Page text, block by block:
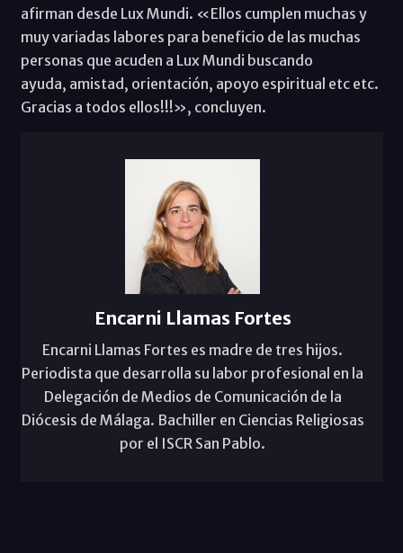
afirman desde Lux Mundi. «Ellos cumplen muchas y
muy variadas labores para beneficio de las muchas
personas que acuden a Lux Mundi buscando
ayuda, amistad, orientación, apoyo espiritual etc etc.
Gracias a todos ellos!!!», concluyen.
Encarni Llamas Fortes
Encarni Llamas Fortes es madre de tres hijos.
Periodista que desarrolla su labor profesional en la
Delegación de Medios de Comunicación de la
Diócesis de Málaga. Bachiller en Ciencias Religiosas
por el ISCR San Pablo.